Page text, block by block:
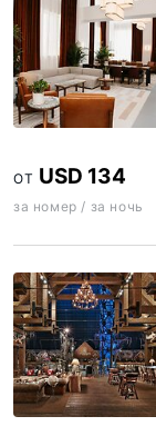
ОТ USD 134
за номер / за ночь